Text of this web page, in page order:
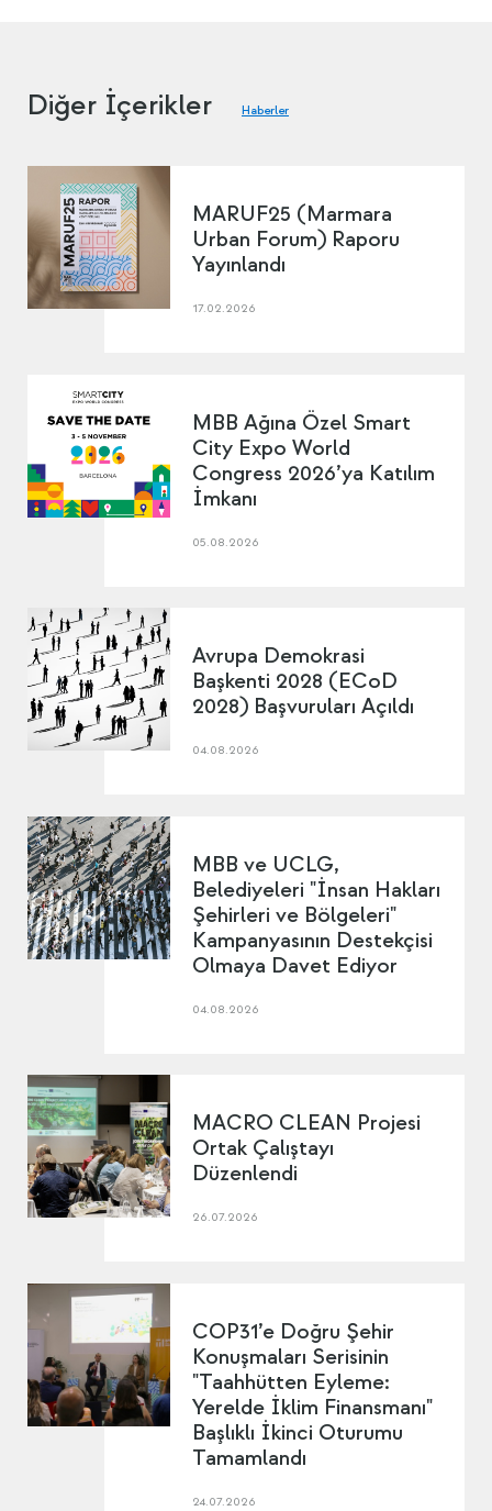
Diğer İçerikler Haberler
MARUF25 (Marmara
Urban Forum) Raporu
Yayınlandı
17.02.2026
MBB Ağına Özel Smart
City Expo World
Congress 2026’ya Katılım
İmkanı
05.08.2026
Avrupa Demokrasi
Başkenti 2028 (ECoD
2028) Başvuruları Açıldı
04.08.2026
MBB ve UCLG,
Belediyeleri "İnsan Hakları
Şehirleri ve Bölgeleri"
Kampanyasının Destekçisi
Olmaya Davet Ediyor
04.08.2026
MACRO CLEAN Projesi
Ortak Çalıştayı
Düzenlendi
26.07.2026
COP31’e Doğru Şehir
Konuşmaları Serisinin
"Taahhütten Eyleme:
Yerelde İklim Finansmanı"
Başlıklı İkinci Oturumu
Tamamlandı
24.07.2026